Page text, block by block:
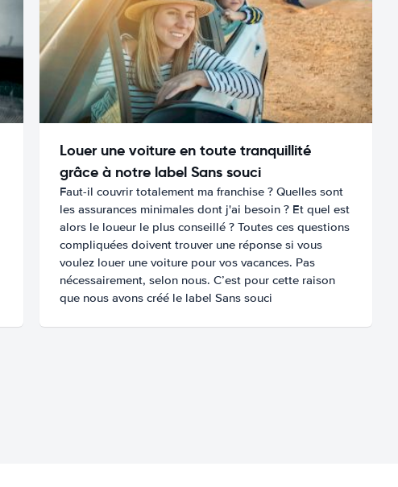
Louer une voiture en toute tranquillité
grâce à notre label Sans souci
Faut-il couvrir totalement ma franchise ? Quelles sont
les assurances minimales dont j'ai besoin ? Et quel est
alors le loueur le plus conseillé ? Toutes ces questions
compliquées doivent trouver une réponse si vous
voulez louer une voiture pour vos vacances. Pas
nécessairement, selon nous. C’est pour cette raison
que nous avons créé le label Sans souci